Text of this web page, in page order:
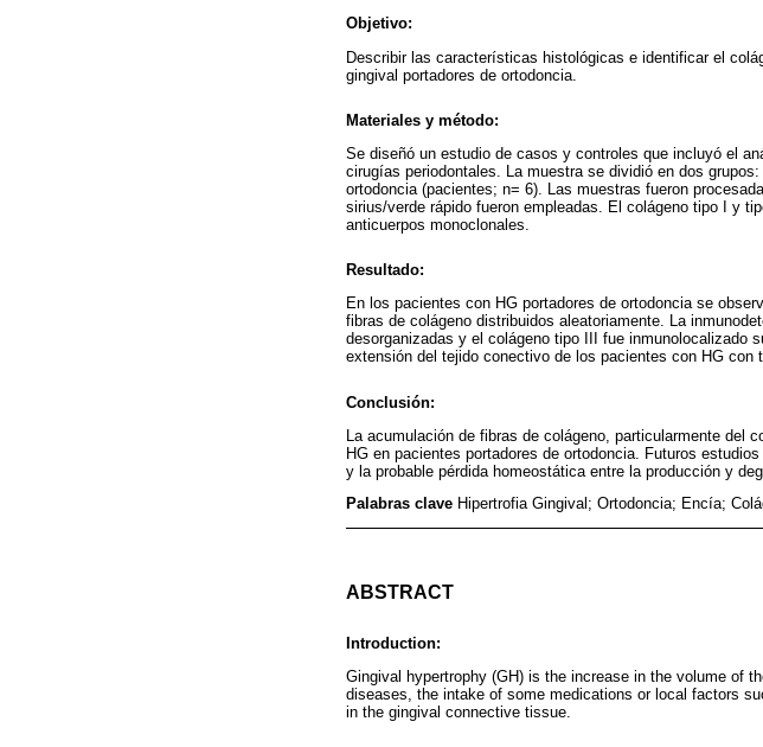
Objetivo:
Describir las características histológicas e identificar el
gingival portadores de ortodoncia.
Materiales y método:
Se diseñó un estudio de casos y controles que incluyó el
cirugías periodontales. La muestra se dividió en dos
ortodoncia (pacientes; n= 6). Las muestras fueron
sirius/verde rápido fueron empleadas. El colágeno tipo I y
anticuerpos monoclonales.
Resultado:
En los pacientes con HG portadores de ortodoncia se
fibras de colágeno distribuidos aleatoriamente. La
desorganizadas y el colágeno tipo III fue inmunolocalizado
extensión del tejido conectivo de los pacientes con HG con
Conclusión:
La acumulación de fibras de colágeno, particularmente del
HG en pacientes portadores de ortodoncia. Futuros
y la probable pérdida homeostática entre la producción y
Palabras clave Hipertrofia Gingival; Ortodoncia; Encía;
ABSTRACT
Introduction:
Gingival hypertrophy (GH) is the increase in the volume of
diseases, the intake of some medications or local factors
in the gingival connective tissue.